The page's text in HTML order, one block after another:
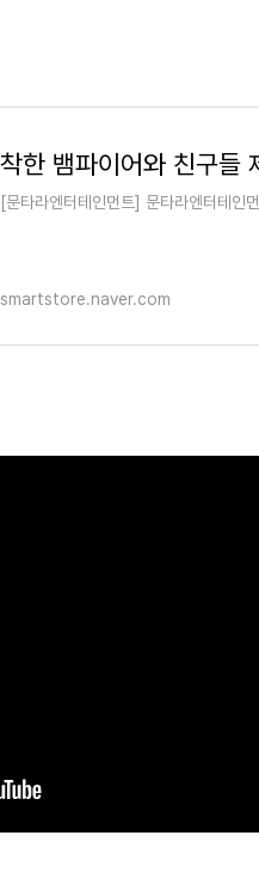
[문타라엔터테인먼트] 문타라엔터테인
smartstore.naver.com